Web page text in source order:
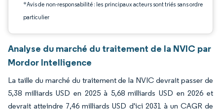
*Avis de non-responsabilité : les principaux acteurs sont triés sans ordre
particulier
Analyse du marché du traitement de la NVIC par
Mordor Intelligence
La taille du marché du traitement de la NVIC devrait passer de
5,38 milliards USD en 2025 à 5,68 milliards USD en 2026 et
devrait atteindre 7,46 milliards USD d'ici 2031 à un CAGR de